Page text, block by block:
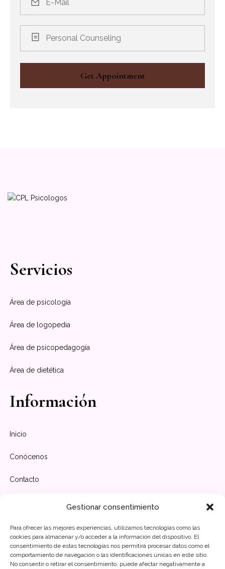
Gestionar consentimiento
Para ofrecer las mejores experiencias, utilizamos tecnologías como las
cookies para almacenar y/o acceder a la información del dispositivo. El
consentimiento de estas tecnologías nos permitirá procesar datos como el
comportamiento de navegación o las identificaciones únicas en este sitio.
No consentir o retirar el consentimiento, puede afectar negativamente a
Personal Counseling
Servicios
Área de psicología
Área de logopedia
Área de psicopedagogía
Área de dietética
Información
Inicio
Conócenos
Contacto
Lunes-Viernes10:00 - 20:00
Sábado-DomingoCerrado